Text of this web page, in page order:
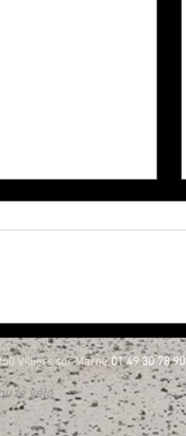
GÉNÉRATION 3 ROUES
D BORIE - Essayez les !
Villiers sur Marne01 49 30 78 90
le vélo